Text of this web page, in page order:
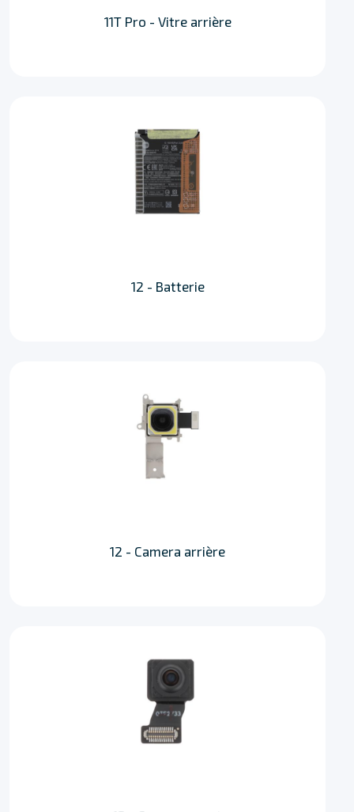
11T Pro - Vitre arrière
12 - Batterie
12 - Camera arrière